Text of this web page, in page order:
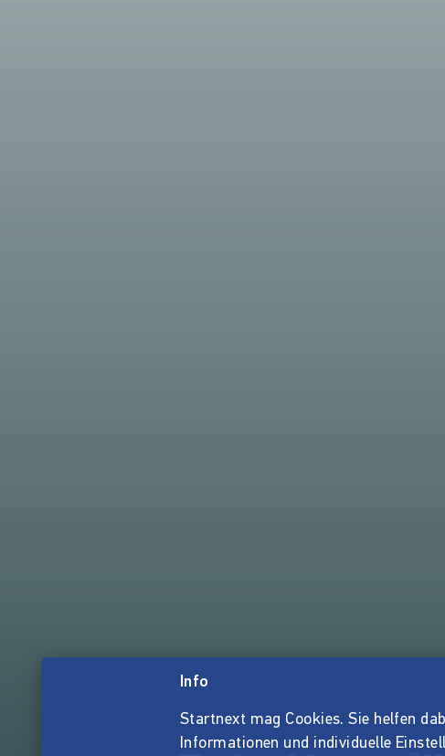
Info
Startnext mag Cookies. Sie helfen
Informationen und individuelle